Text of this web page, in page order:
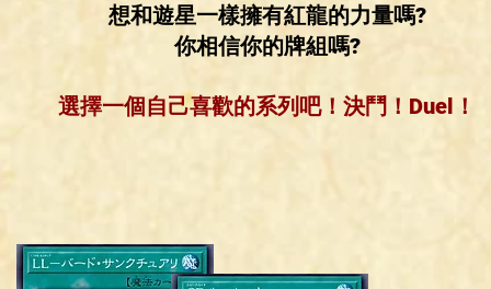
想和遊星一樣擁有紅龍的力量嗎?
你相信你的牌組嗎?
選擇一個自己喜歡的系列吧！ 決鬥！Duel！